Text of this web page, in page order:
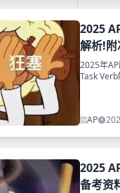
2025
解析!
2025年
Task
AP
2025
备考资